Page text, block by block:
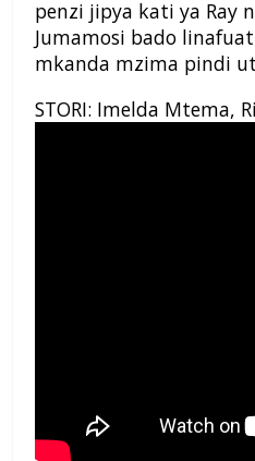
penzi jipya kati ya Ray
Jumamosi bado
mkanda mzima pindi
STORI: Imelda Mtema,